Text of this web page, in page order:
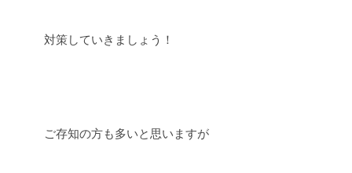
対策していきましょう！
ご存知の方も多いと思いますが